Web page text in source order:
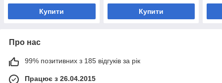
Купити Купити
Про нас
99% позитивних з 185 відгуків за рік
Працює з 26.04.2015